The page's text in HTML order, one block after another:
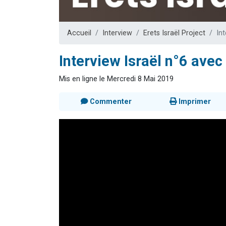
13
30
Il reste
12
29
Accueil Interview Erets Israël Project
Interview Israël n°6
Mis en ligne le Mercredi 8 Mai 2019
Commenter Imprimer